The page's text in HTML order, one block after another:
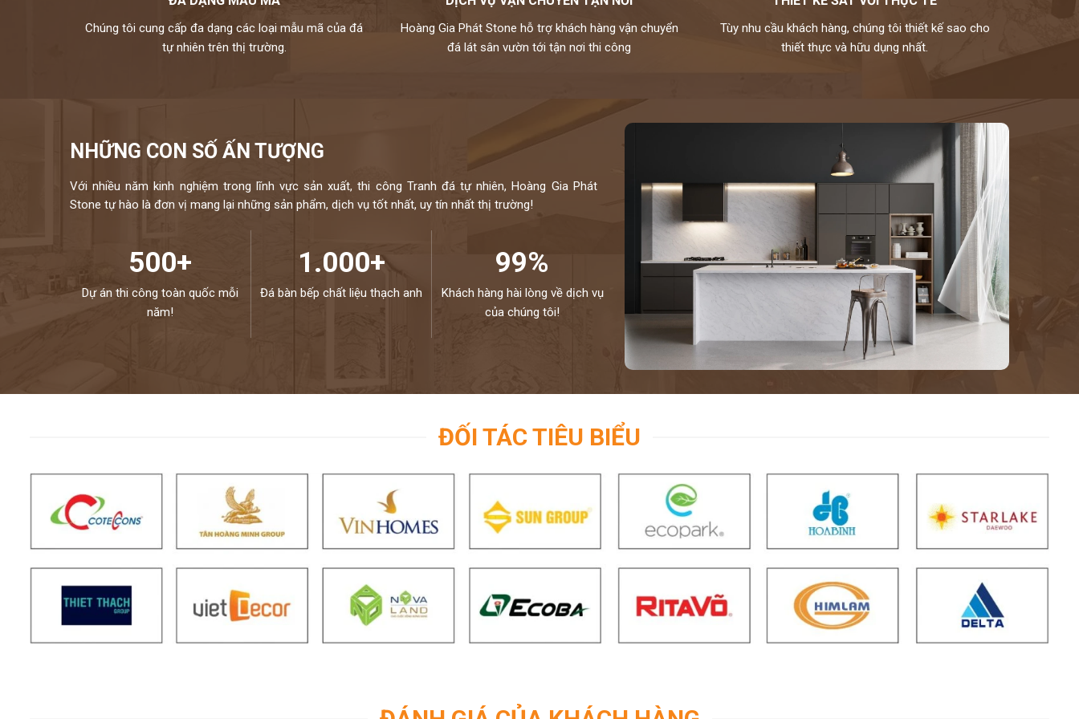
xanh lá, đen, xanh, xanh biển,…
kho đá hoàng gia phát là nhà phân phối và thi công đá tự nhiên chuyên nghiệp. Hiện nay, chúng tôi đang sở
Chúng tôi cung cấp đa dạng các loại mẫu mã của đá
tự nhiên trên thị trường.
Hoàng Gia Phát Stone hỗ trợ khách hàng vận chuyển
đá lát sân vườn tới tận nơi thi công
Tùy nhu cầu khách hàng, chúng tôi thiết kế sao cho
thiết thực và hữu dụng nhất.
NHỮNG CON SỐ ẤN TƯỢNG
Với nhiều năm kinh nghiệm trong lĩnh vực sản xuất, thi công Tranh đá tự nhiên, Hoàng Gia Phát
Stone tự hào là đơn vị mang lại những sản phẩm, dịch vụ tốt nhất, uy tín nhất thị trường!
500+
Dự án thi công toàn quốc mỗi
năm!
1.000+
Đá bàn bếp chất liệu thạch anh
99%
Khách hàng hài lòng về dịch vụ
của chúng tôi!
ĐỐI TÁC TIÊU BIỂU